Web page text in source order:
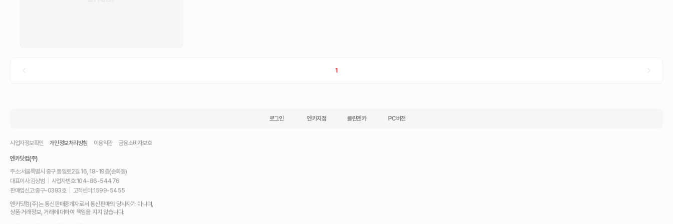
1
로그인 엔카지점 클린엔카 PC버전
사업자정보확인 개인정보처리방침 이용약관 금융소비자보호
엔카닷컴(주)
주소:서울특별시 중구 통일로2길 16, 18~19층(순화동)
대표이사:김상범 사업자번호:104-86-54476
판매업신고:중구-0393호 고객센터:1599-5455
차
를
엔카닷컴(주)는 통신판매중개자로서 통신판매의 당사자가 아니며,
상품·거래정보, 거래에 대하여 책임을 지지 않습니다.